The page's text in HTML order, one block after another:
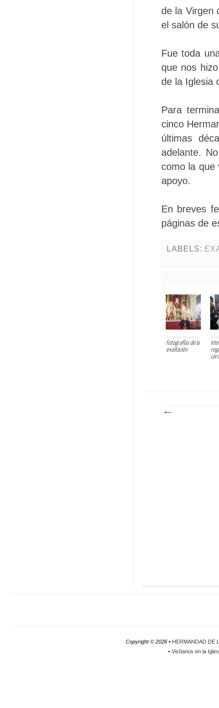
de la Virgen
el salón de
Fue toda
que nos
de la Iglesia
Para
cinco
últimas
adelante.
como la que
apoyo.
En breves
páginas de
LABELS:
Fotografías de la
exaltación
Copyright ©2026 • HERMANDAD DE
•Visítanos en la